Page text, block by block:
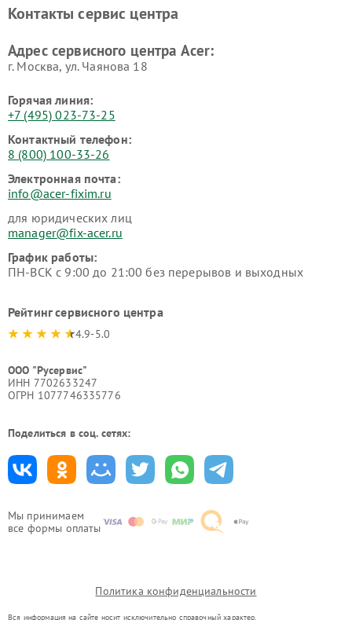
Мы принимаем
все формы оплаты
Контакты сервис центра
Адрес сервисного центра Acer:
г. Москва, ул. Чаянова 18
Горячая линия:
+7 (495) 023-73-25
Контактный телефон:
8 (800) 100-33-26
Электронная почта:
info@acer-fixim.ru
для юридических лиц
manager@fix-acer.ru
График работы:
ПН-ВСК с 9:00 до 21:00 без перерывов и выходных
Рейтинг сервисного центра
4.9-5.0
ООО "Русервис"
ИНН 7702633247
ОГРН 1077746335776
Поделиться в соц. сетях:
Политика конфиденциальности
Вся информация на сайте носит исключительно справочный характер.